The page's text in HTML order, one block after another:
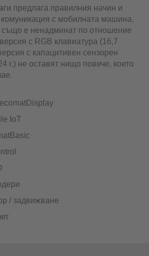
предлага правилния начин и
комуникация с мобилната машина.
е ненадминат по отношение
с RGB клавиатура (16,7
с капацитивен сензорен
г.) не оставят нищо повече, което
IoT
/ задвижване